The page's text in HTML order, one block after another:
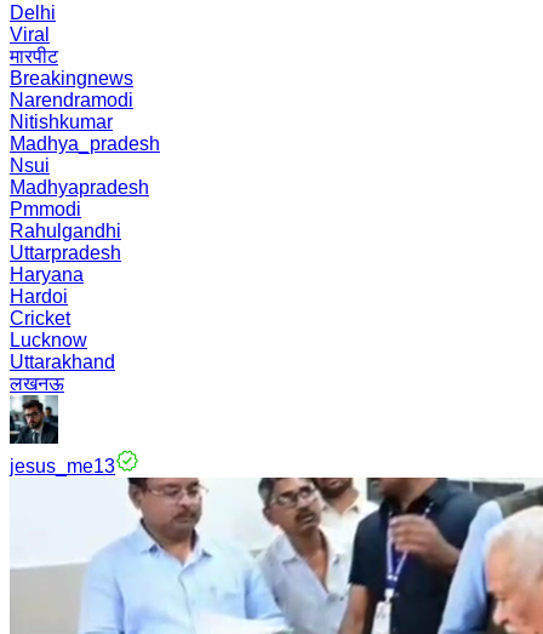
Delhi
Viral
मारपीट
Breakingnews
Narendramodi
Nitishkumar
Madhya_pradesh
Nsui
Madhyapradesh
Pmmodi
Rahulgandhi
Uttarpradesh
Haryana
Hardoi
Cricket
Lucknow
Uttarakhand
लखनऊ
jesus_me13